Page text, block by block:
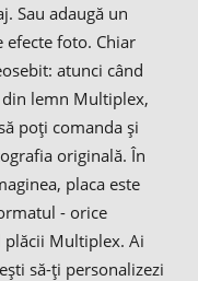
Sau adaugă un
foto. Chiar
atunci când
lemn Multiplex,
poți comanda și
originală. În
placa este
- orice
plăcii Multiplex. Ai
să-ți personalizezi